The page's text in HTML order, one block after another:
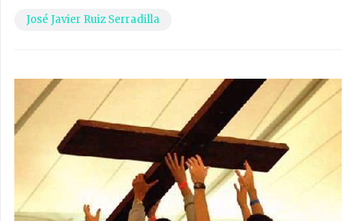
José Javier Ruiz Serradilla